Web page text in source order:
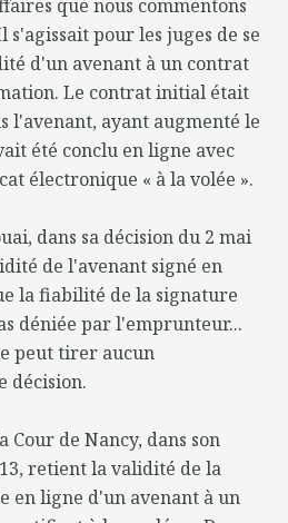
que nous commentons
s'agissait pour les juges de se
d'un avenant à un contrat
Le contrat initial était
l'avenant, ayant augmenté le
été conclu en ligne avec
électronique « à la volée ».
dans sa décision du 2 mai
de l'avenant signé en
la fiabilité de la signature
déniée par l'emprunteur...
peut tirer aucun
décision.
Cour de Nancy, dans son
retient la validité de la
en ligne d'un avenant à un